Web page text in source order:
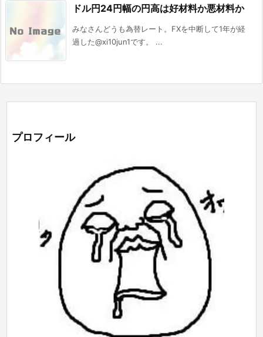
ドル円24円幅の円高は好材料か悪材料か
みなさんどうも為替レート。FXを中断して1年が経
過した@xi10jun1です。 ...
プロフィール